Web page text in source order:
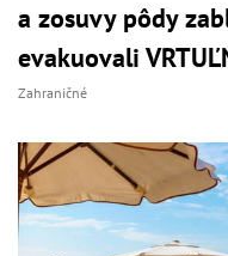
a zosuvy pôdy
evakuovali
Zahraničné